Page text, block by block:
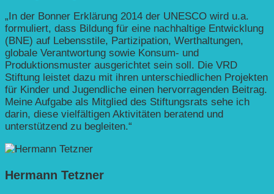
„In der Bonner Erklärung 2014 der UNESCO wird u.a.
formuliert, dass Bildung für eine nachhaltige Entwicklung
(BNE) auf Lebensstile, Partizipation, Werthaltungen,
globale Verantwortung sowie Konsum- und
Produktionsmuster ausgerichtet sein soll. Die VRD
Stiftung leistet dazu mit ihren unterschiedlichen Projekten
für Kinder und Jugendliche einen hervorragenden Beitrag.
Meine Aufgabe als Mitglied des Stiftungsrats sehe ich
darin, diese vielfältigen Aktivitäten beratend und
unterstützend zu begleiten.“
Hermann Tetzner